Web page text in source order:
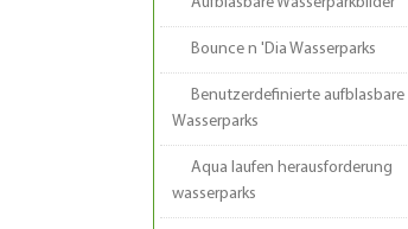
Bounce n 'Dia Wasserparks
Benutzerdefinierte aufblasbare
Wasserparks
Aqua laufen herausforderung
wasserparks